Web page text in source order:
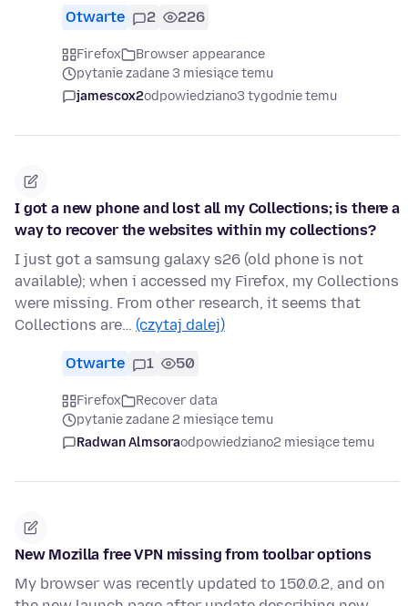
Otwarte 2 226
Firefox
Browser appearance
pytanie zadane 3 miesiące temu
jamescox2odpowiedziano3 tygodnie temu
I got a new phone and lost all my Collections; is there a
way to recover the websites within my collections?
I just got a samsung galaxy s26 (old phone is not
available); when i accessed my Firefox, my Collections
were missing. From other research, it seems that
Collections are… (czytaj dalej)
Otwarte 1 50
Firefox
Recover data
pytanie zadane 2 miesiące temu
Radwan Almsoraodpowiedziano2 miesiące temu
New Mozilla free VPN missing from toolbar options
My browser was recently updated to 150.0.2, and on